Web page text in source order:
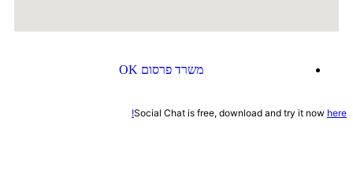
משרד פרסום OK
Social Chat is free, download and try it now here!